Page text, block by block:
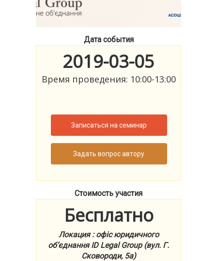
Дата события
2019-03-05
Время проведения: 10:00-13:00
Записаться на семинар
Задать вопрос автору
Стоимость участия
Бесплатно
Локация : офіс юридичного
об’єднання ID Legal Group (вул. Г.
Сковороди, 5а)